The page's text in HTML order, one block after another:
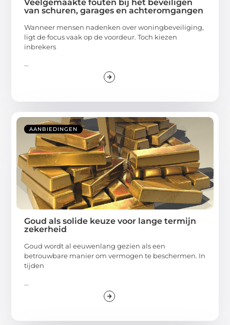
Veelgemaakte fouten bij het beveiligen
van schuren, garages en achteromgangen
Wanneer mensen nadenken over woningbeveiliging,
ligt de focus vaak op de voordeur. Toch kiezen
inbrekers
...
AANBIEDINGEN
Goud als solide keuze voor lange termijn
zekerheid
Goud wordt al eeuwenlang gezien als een
betrouwbare manier om vermogen te beschermen. In
tijden
...